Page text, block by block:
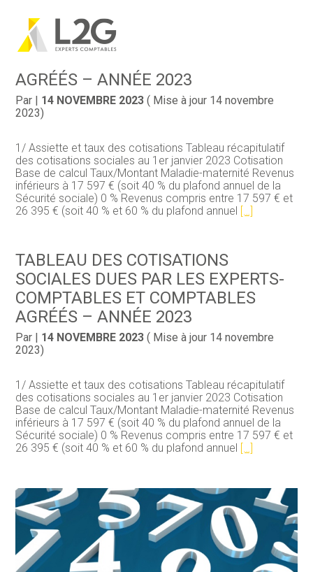
Aller
au
Création d’entreprise
Gestion au quotidien
Financement & trésorerie
Entreprise en difficultés
Gestion
Social & RH
Documents
Dématérialisation / collecte
TABLEAU DES COTISATIONS
SOCIALES DUES PAR LES EXPERTS-
AGRÉÉS – ANNÉE 2023
Par | 14 NOVEMBRE 2023 ( Mise à jour 14 novembre
2023)
1/ Assiette et taux des cotisations Tableau récapitulatif
des cotisations sociales au 1er janvier 2023 Cotisation
Base de calcul Taux/Montant Maladie-maternité Revenus
inférieurs à 17 597 € (soit 40 % du plafond annuel de la
Sécurité sociale) 0 % Revenus compris entre 17 597 € et
26 395 € (soit 40 % et 60 % du plafond annuel […]
TABLEAU DES COTISATIONS
SOCIALES DUES PAR LES EXPERTS-
COMPTABLES ET COMPTABLES
AGRÉÉS – ANNÉE 2023
Par | 14 NOVEMBRE 2023 ( Mise à jour 14 novembre
2023)
1/ Assiette et taux des cotisations Tableau récapitulatif
des cotisations sociales au 1er janvier 2023 Cotisation
Base de calcul Taux/Montant Maladie-maternité Revenus
inférieurs à 17 597 € (soit 40 % du plafond annuel de la
Sécurité sociale) 0 % Revenus compris entre 17 597 € et
26 395 € (soit 40 % et 60 % du plafond annuel […]